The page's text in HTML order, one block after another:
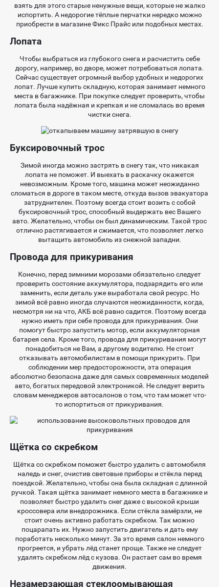
взять для этого старые ненужные вещи, которые не жалко
испортить. А недорогие тёплые перчатки нередко можно
приобрести в магазине Фикс Прайс или подобных местах.
Лопата
Чтобы выбраться из глубокого снега и расчистить себе
дорогу, например, во дворе, может потребоваться лопата.
Сейчас существует огромный выбор удобных и недорогих
лопат. Лучше купить складную, которая занимает немного
места в багажнике. При покупке следует проверить, чтобы
лопата была надёжная и крепкая и не сломалась во время
чистки снега.
Буксировочный трос
Зимой иногда можно застрять в снегу так, что никакая
лопата не поможет. И выехать в раскачку окажется
невозможным. Кроме того, машина может неожиданно
сломаться в дороге в таком месте, откуда вызов эвакуатора
затруднителен. Поэтому всегда стоит возить с собой
буксировочный трос, способный выдержать вес Вашего
авто. Желательно, чтобы он был динамическим. Такой трос
отлично растягивается и сжимается, что позволяет легко
вытащить автомобиль из снежной западни.
Провода для прикуривания
Конечно, перед зимними морозами обязательно следует
проверить состояние аккумулятора, подзарядить его или
заменить, если деталь уже выработала свой ресурс. Но
зимой всё равно иногда случаются неожиданности, когда,
несмотря ни на что, АКБ всё равно садится. Поэтому всегда
нужно иметь при себе провода для прикуривания. Они
помогут быстро запустить мотор, если аккумуляторная
батарея села. Кроме того, провода для прикуривания могут
понадобиться не Вам, а другому водителю. Не стоит
отказывать автомобилистам в помощи прикурить. При
соблюдении мер предосторожности, эта операция
абсолютно безопасна даже для самых современных моделей
авто, богатых передовой электроникой. Не следует верить
словам менеджеров автосалонов о том, что там может что-
то испортиться от прикуривания.
Щётка со скребком
Щётка со скребком поможет быстро удалить с автомобиля
наледь и снег, очистив световые приборы и стёкла перед
поездкой. Желательно, чтобы она была складная с длинной
ручкой. Такая щётка занимает немного места в багажнике и
позволяет быстро удалить снег даже с высокой крыши
кроссовера или внедорожника. Если стёкла замёрзли, не
стоит очень активно работать скребком. Так можно
поцарапать их. Нужно запустить двигатель и дать ему
поработать несколько минут. За это время салон немного
прогреется, и убрать лёд станет проще. Также не следует
удалять скребком лёд с кузова. Он растает сам во время
движения.
Незамерзающая стеклоомывающая